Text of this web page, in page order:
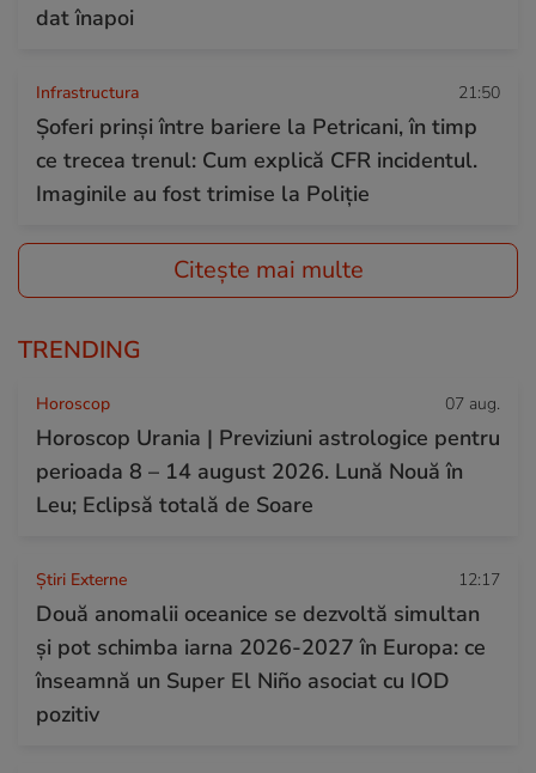
dat înapoi
Infrastructura 21:50
Șoferi prinși între bariere la Petricani, în timp
ce trecea trenul: Cum explică CFR incidentul.
Imaginile au fost trimise la Poliție
Citește mai multe
TRENDING
Horoscop 07 aug.
Horoscop Urania | Previziuni astrologice pentru
perioada 8 – 14 august 2026. Lună Nouă în
Leu; Eclipsă totală de Soare
Știri Externe 12:17
Două anomalii oceanice se dezvoltă simultan
și pot schimba iarna 2026-2027 în Europa: ce
înseamnă un Super El Niño asociat cu IOD
pozitiv